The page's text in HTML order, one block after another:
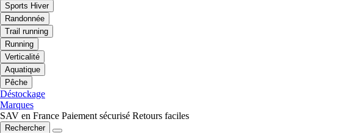
Sports Hiver
Randonnée
Trail running
Running
Verticalité
Aquatique
Pêche
Déstockage
Marques
SAV en France Paiement sécurisé Retours faciles
Rechercher